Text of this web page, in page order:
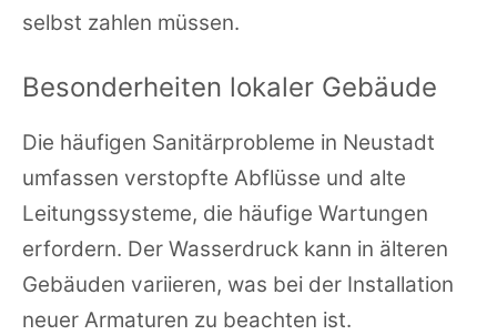
selbst zahlen müssen.
Besonderheiten lokaler Gebäude
Die häufigen Sanitärprobleme in Neustadt
umfassen verstopfte Abflüsse und alte
Leitungssysteme, die häufige Wartungen
erfordern. Der Wasserdruck kann in älteren
Gebäuden variieren, was bei der Installation
neuer Armaturen zu beachten ist.